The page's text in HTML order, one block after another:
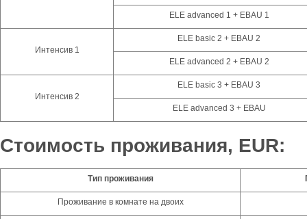
ELE advanced 1 + EBAU 1
Интенсив 1
ELE basic 2 + EBAU 2
ELE advanced 2 + EBAU 2
Интенсив 2
ELE basic 3 + EBAU 3
ELE advanced 3 + EBAU
Стоимость проживания, EUR:
Тип проживания
Проживание в комнате на двоих